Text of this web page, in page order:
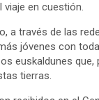
viaje en cuestión.
a través de las
jóvenes con
euskaldunes que,
tierras.